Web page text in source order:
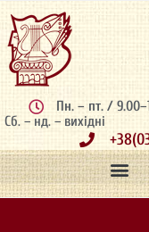
Пн. – пт. /
Сб. – нд. – вихідні